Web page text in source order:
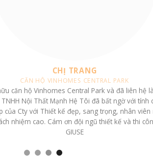
CHỊ TRANG
HỘ VINHOMES CENTRAL PARK
Central Park và đã liên hệ làm việc
Thất Mạnh Hệ Tôi đã bất ngờ với tính chuyên
Thiết kế đẹp, sang trọng, nhân viên nhiệt
Cám ơn đội ngũ thiết kế và thi công của